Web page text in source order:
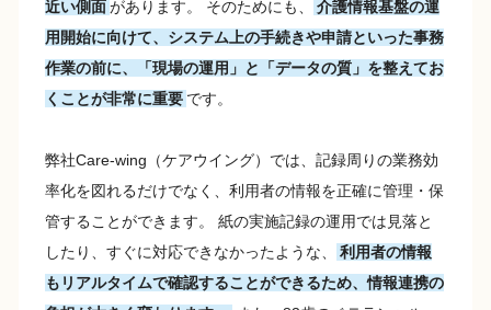
近い側面があります。 そのためにも、
介護情報基盤の運
用開始に向けて、システム上の手続きや申請といった事務
作業の前に、「現場の運用」と「データの質」を整えてお
くことが非常に重要 です。
弊社Care-wing（ケアウイング）では、記録周りの業務効
率化を図れるだけでなく、利用者の情報を正確に管理・保
管することができます。 紙の実施記録の運用では見落と
したり、すぐに対応できなかったような、
利用者の情報
もリアルタイムで確認することができるため、情報連携の